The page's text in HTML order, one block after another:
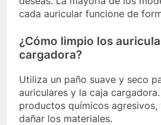
cada auricular funcione de
¿Cómo limpio los
cargadora?
Utiliza un paño suave y seco
auriculares y la caja
productos químicos agresivos,
dañar los materiales.